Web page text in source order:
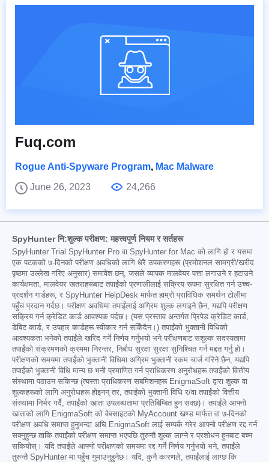
Fuq.com
Rogue Anti-Spyware Program, Mac Malware
June 26, 2023
24,266
SpyHunter नि:शुल्क परीक्षण: महत्त्वपूर्ण नियम र सर्तहरू
SpyHunter Trial SpyHunter Pro वा SpyHunter for Mac को लागि हो र यसमा
एक पटकको ७-दिनको परीक्षण अवधिको लागि धेरै उपकरणहरू (प्रमोशनल सामग्री/खरीद
पृष्ठमा उल्लेख गरिए अनुसार) समावेश छन्, जसले व्यापक मालवेयर पत्ता लगाउने र हटाउने
कार्यक्षमता, मालवेयर खतराहरूबाट तपाईंको प्रणालीलाई सक्रिय रूपमा सुरक्षित गर्न उच्च-
प्रदर्शन गार्डहरू, र SpyHunter HelpDesk मार्फत हाम्रो प्राविधिक समर्थन टोलीमा
पहुँच प्रदान गर्दछ। परीक्षण अवधिमा तपाईंलाई अग्रिम शुल्क लगाइने छैन, यद्यपि परीक्षण
सक्रिय गर्न क्रेडिट कार्ड आवश्यक पर्दछ। (यस प्रस्ताव अन्तर्गत प्रिपेड क्रेडिट कार्ड,
डेबिट कार्ड, र उपहार कार्डहरू स्वीकार गर्न सकिँदैन।) तपाईंको भुक्तानी विधिको
आवश्यकता भनेको तपाईंले खरिद गर्ने निर्णय गर्नुभयो भने परीक्षणबाट सशुल्क सदस्यतामा
तपाईंको संक्रमणको क्रममा निरन्तर, निर्बाध सुरक्षा सुरक्षा सुनिश्चित गर्न मद्दत गर्नु हो।
परीक्षणको समयमा तपाईंको भुक्तानी विधिमा अग्रिम भुक्तानी रकम चार्ज गरिने छैन, यद्यपि
तपाईंको भुक्तानी विधि मान्य छ भनी प्रमाणित गर्न प्राधिकरण अनुरोधहरू तपाईंको वित्तीय
संस्थामा पठाउन सकिन्छ (त्यस्ता प्राधिकरण सबमिशनहरू EnigmaSoft द्वारा शुल्क वा
शुल्कहरूको लागि अनुरोधहरू होइनन् तर, तपाईंको भुक्तानी विधि र/वा तपाईंको वित्तीय
संस्थामा निर्भर गर्दै, तपाईंको खाता उपलब्धतामा प्रतिबिम्बित हुन सक्छ)। तपाईंले आफ्नो
खाताको लागि EnigmaSoft को वेबसाइटको MyAccount खण्ड मार्फत वा ७-दिनको
परीक्षण अवधि समाप्त हुनुभन्दा अघि EnigmaSoft लाई सम्पर्क गरेर आफ्नो परीक्षण रद्द गर्न
सक्नुहुन्छ ताकि तपाईंको परीक्षण समाप्त भएपछि तुरुन्तै शुल्क लाग्ने र प्रशोधन हुनबाट बच्न
सकियोस्। यदि तपाईंले आफ्नो परीक्षणको समयमा रद्द गर्ने निर्णय गर्नुभयो भने, तपाईंले
तुरुन्तै SpyHunter मा पहुँच गुमाउनुहुनेछ। यदि, कुनै कारणले, तपाईंलाई लाग्छ कि